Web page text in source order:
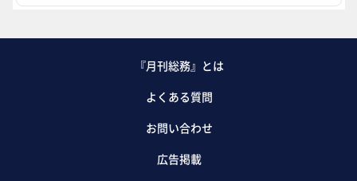
『月刊総務』とは
よくある質問
お問い合わせ
広告掲載